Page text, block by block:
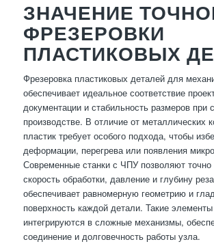
ЗНАЧЕНИЕ
ФРЕЗЕРОВКИ
ПЛАСТИКОВЫХ
Фрезеровка пластиковых деталей для
обеспечивает идеальное соответствие
документации и стабильность размеров при
производстве. В отличие от металлических
пластик требует особого подхода, чтобы
деформации, перегрева или появления
Современные станки с ЧПУ позволяют точно
скорость обработки, давление и глубину
обеспечивает равномерную геометрию и
поверхность каждой детали. Такие элементы
интегрируются в сложные механизмы,
соединение и долговечность работы узла.